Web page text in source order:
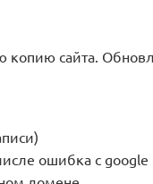
сайта.
ошибка с google